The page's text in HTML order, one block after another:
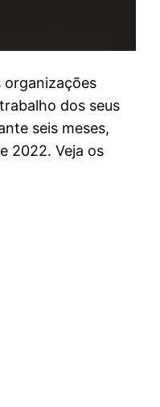
organizações
dos seus
seis meses,
2022. Veja os